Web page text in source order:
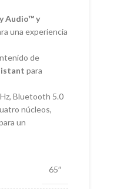
Audio™ y
una experiencia
de
para
Bluetooth 5.0
núcleos,
un
65″